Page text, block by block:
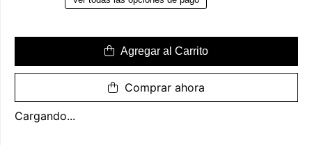
Agregar al Carrito
Comprar ahora
Cargando...